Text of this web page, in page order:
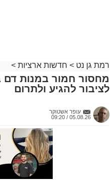
רמת גן נט > חדשות ארציות >
מחסור חמור במנות
לציבור להגיע ולתרום
עופר אשטוקר
05.08.26 / 09:20